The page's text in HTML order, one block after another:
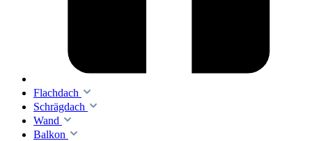
Flachdach
Schrägdach
Wand
Balkon